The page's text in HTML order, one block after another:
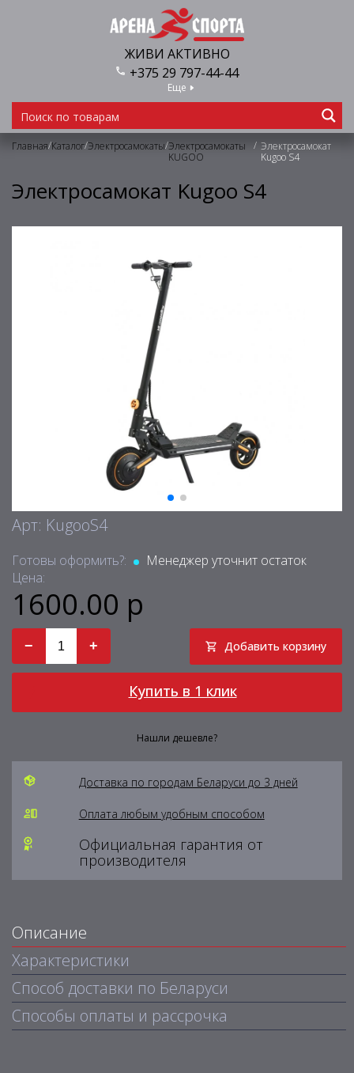
ЖИВИ АКТИВНО
+375 29 797-44-44
Еще
Главная/Каталог/Электросамокаты/Электросамокаты
KUGOO
/ Электросамокат
Kugoo S4
Электросамокат Kugoo S4
Арт: KugooS4
Готовы оформить?:
Менеджер уточнит остаток
Цена:
1600.00 р
− + Добавить корзину
Купить в 1 клик
Нашли дешевле?
Доставка по городам Беларуси до 3 дней
Оплата любым удобным способом
Официальная гарантия от
производителя
Описание
Характеристики
Способ доставки по Беларуси
Способы оплаты и рассрочка